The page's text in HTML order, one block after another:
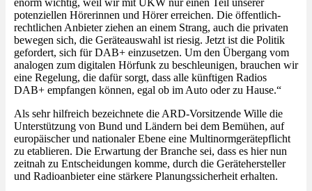
potenziellen Hörerinnen und Hörer erreichen. Die öffentlich-
rechtlichen Anbieter ziehen an einem Strang, auch die privaten
bewegen sich, die Geräteauswahl ist riesig. Jetzt ist die Politik
gefordert, sich für DAB+ einzusetzen. Um den Übergang vom
analogen zum digitalen Hörfunk zu beschleunigen, brauchen wir
eine Regelung, die dafür sorgt, dass alle künftigen Radios
DAB+ empfangen können, egal ob im Auto oder zu Hause.“
Als sehr hilfreich bezeichnete die ARD-Vorsitzende Wille die
Unterstützung von Bund und Ländern bei dem Bemühen, auf
europäischer und nationaler Ebene eine Multinormgerätepflicht
zu etablieren. Die Erwartung der Branche sei, dass es hier nun
zeitnah zu Entscheidungen komme, durch die Gerätehersteller
und Radioanbieter eine stärkere Planungssicherheit erhalten.